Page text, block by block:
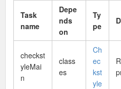
Task
name
Depe
nds
on
Ty
pe
checkst
yleMai
n
class
es
Ch
ec
kst
yle